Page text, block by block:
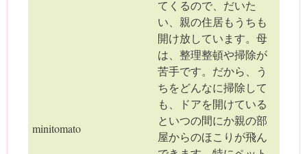
minitomato
てくるので、だいた
い、親の住居もうちも
開け放しています。母
は、整理整頓や掃除が
苦手です。だから、う
ちをどんなに掃除して
も、ドアを開けている
といつの間にか親の部
屋からのほこりが飛ん